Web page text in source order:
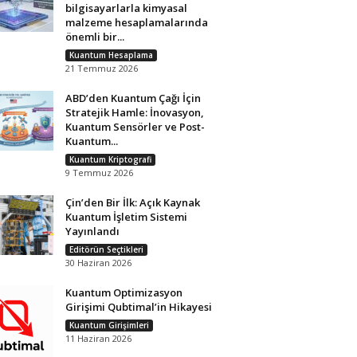
bilgisayarlarla kimyasal
malzeme hesaplamalarında
önemli bir...
Kuantum Hesaplama
21 Temmuz 2026
ABD’den Kuantum Çağı İçin
Stratejik Hamle: İnovasyon,
Kuantum Sensörler ve Post-
Kuantum...
Kuantum Kriptografi
9 Temmuz 2026
Çin’den Bir İlk: Açık Kaynak
Kuantum İşletim Sistemi
Yayınlandı
Editörün Seçtikleri
30 Haziran 2026
Kuantum Optimizasyon
Girişimi Qubtimal’in Hikayesi
Kuantum Girişimleri
11 Haziran 2026